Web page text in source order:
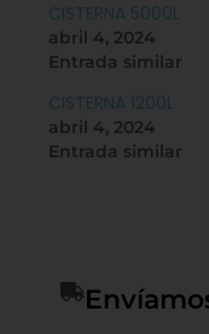
CISTERNA 5000L
abril 4, 2024
Entrada similar
CISTERNA 1200L
abril 4, 2024
Entrada similar